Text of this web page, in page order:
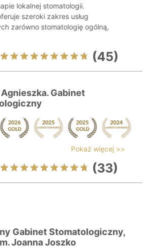
lokalnej stomatologii.
szeroki zakres usług
zarówno stomatologię ogólną,
(45)
Gabinet
Pokaż więcej >>
(33)
Gabinet Stomatologiczny,
Joanna Joszko